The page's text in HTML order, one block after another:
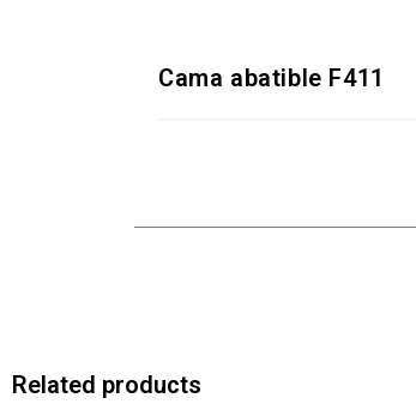
Cama abatible F411
Related products